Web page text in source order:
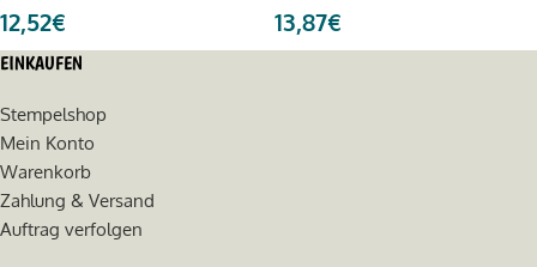
12,52€ 13,87€
EINKAUFEN
Stempelshop
Mein Konto
Warenkorb
Zahlung & Versand
Auftrag verfolgen